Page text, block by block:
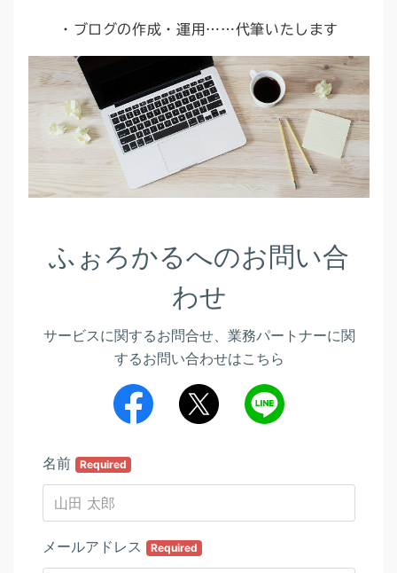
・ブログの作成・運用……代筆いたします